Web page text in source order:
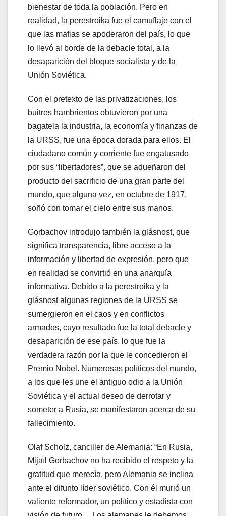
bienestar de toda la población. Pero en
realidad, la perestroika fue el camuflaje con el
que las mafias se apoderaron del país, lo que
lo llevó al borde de la debacle total, a la
desaparición del bloque socialista y de la
Unión Soviética.
Con el pretexto de las privatizaciones, los
buitres hambrientos obtuvieron por una
bagatela la industria, la economía y finanzas de
la URSS, fue una época dorada para ellos. El
ciudadano común y corriente fue engatusado
por sus “libertadores”, que se adueñaron del
producto del sacrificio de una gran parte del
mundo, que alguna vez, en octubre de 1917,
soñó con tomar el cielo entre sus manos.
Gorbachov introdujo también la glásnost, que
significa transparencia, libre acceso a la
información y libertad de expresión, pero que
en realidad se convirtió en una anarquía
informativa. Debido a la perestroika y la
glásnost algunas regiones de la URSS se
sumergieron en el caos y en conflictos
armados, cuyo resultado fue la total debacle y
desaparición de ese país, lo que fue la
verdadera razón por la que le concedieron el
Premio Nobel. Numerosas políticos del mundo,
a los que les une el antiguo odio a la Unión
Soviética y el actual deseo de derrotar y
someter a Rusia, se manifestaron acerca de su
fallecimiento.
Olaf Scholz, canciller de Alemania: “En Rusia,
Mijaíl Gorbachov no ha recibido el respeto y la
gratitud que merecía, pero Alemania se inclina
ante el difunto líder soviético. Con él murió un
valiente reformador, un político y estadista con